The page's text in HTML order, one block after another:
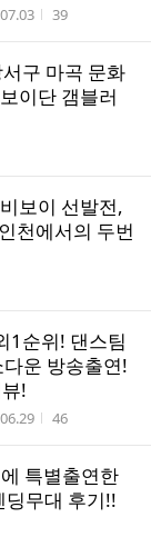
시간 조회수
39
구 마곡 문화
이단 갬블러
보이 선발전,
천에서의 두번
1순위! 댄스팀
운 방송출연!
!
시간 조회수
46
특별출연한
딩무대 후기!!